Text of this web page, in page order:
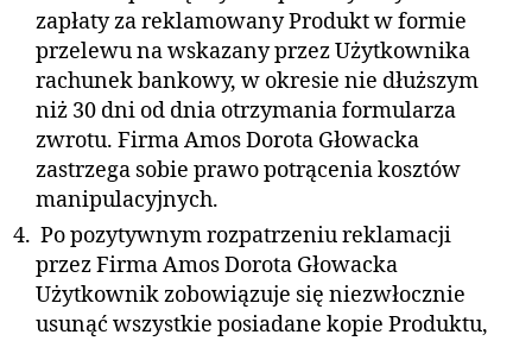
zapłaty za reklamowany Produkt w formie
przelewu na wskazany przez Użytkownika
rachunek bankowy, w okresie nie dłuższym
niż 30 dni od dnia otrzymania formularza
zwrotu. Firma Amos Dorota Głowacka
zastrzega sobie prawo potrącenia kosztów
manipulacyjnych.
Po pozytywnym rozpatrzeniu reklamacji
przez Firma Amos Dorota Głowacka
Użytkownik zobowiązuje się niezwłocznie
usunąć wszystkie posiadane kopie Produktu,